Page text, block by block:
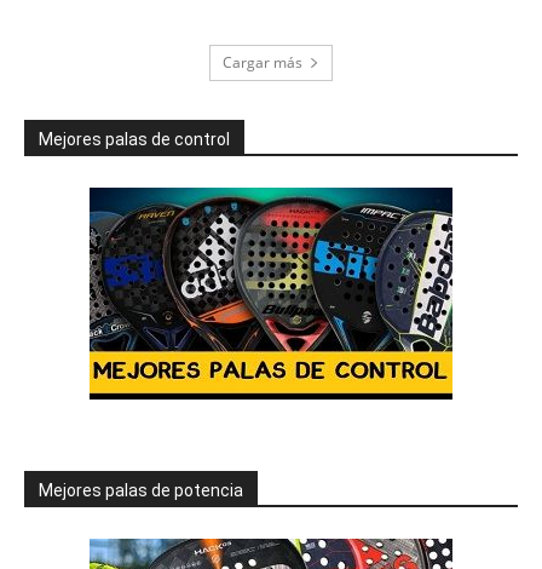
Cargar más
Mejores palas de control
Mejores palas de potencia